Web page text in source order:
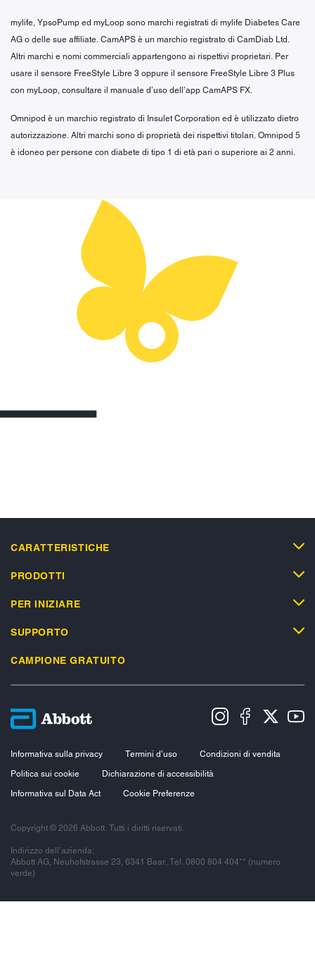
mylife, YpsoPump ed myLoop sono marchi registrati di mylife Diabetes Care
AG o delle sue affiliate. CamAPS è un marchio registrato di CamDiab Ltd.
Altri marchi e nomi commerciali appartengono ai rispettivi proprietari. Per
usare il sensore FreeStyle Libre 3 oppure il sensore FreeStyle Libre 3 Plus
con myLoop, consultare il manuale d’uso dell’app CamAPS FX.
Omnipod è un marchio registrato di Insulet Corporation ed è utilizzato dietro
autorizzazione. Altri marchi sono di proprietà dei rispettivi titolari. Omnipod 5
è idoneo per persone con diabete di tipo 1 di età pari o superiore ai 2 anni.
CARATTERISTICHE
PRODOTTI
PER INIZIARE
SUPPORTO
CAMPIONE GRATUITO
Informativa sulla privacy Termini d’uso
Condizioni di vendita
Politica sui cookie
Dichiarazione di accessibilità
Informativa sul Data Act
Cookie Preferenze
Copyright © 2026 Abbott. Tutti i diritti riservati.
Indirizzo dell’azienda:
Abbott AG, Neuhofstrasse 23, 6341 Baar, Tel. 0800 804 404** (numero
verde)